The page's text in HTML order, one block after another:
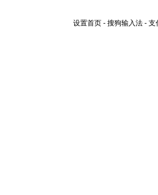
设置首页 - 搜狗输入法 - 支